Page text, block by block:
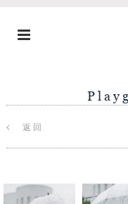
返回